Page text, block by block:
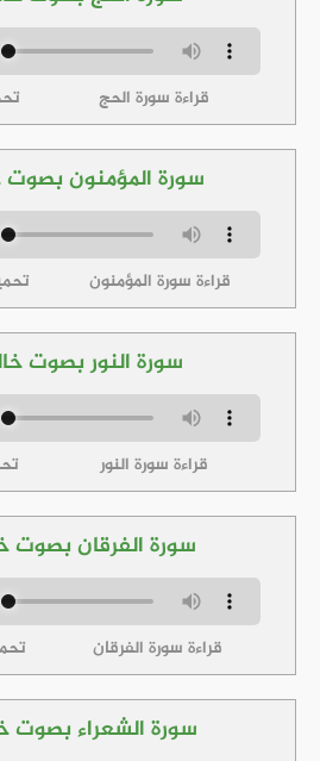
قراءة سورة الحج
سورة المؤمنون بصوت
قراءة سورة المؤمنون
سورة النور بصوت
قراءة سورة النور
سورة الفرقان بصوت
قراءة سورة الفرقان
سورة الشعراء بصوت